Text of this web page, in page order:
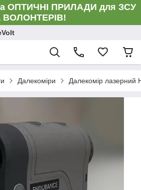
ОПТИЧНІ ПРИЛАДИ для ЗСУ
ВОЛОНТЕРІВ!
Далекоміри Далекомір